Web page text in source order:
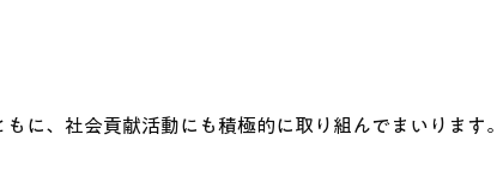
に、社会貢献活動にも積極的に取り組んでまいります。